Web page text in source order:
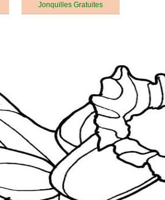
Jonquilles Gratuites